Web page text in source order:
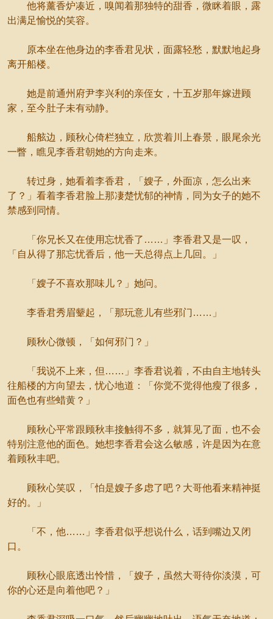
他将薰香炉凑近，嗅闻着那独特的甜香，微眯着眼，露
出满足愉悦的笑容。
原本坐在他身边的李香君见状，面露轻愁，默默地起身
离开船楼。
她是前通州府尹李兴利的亲侄女，十五岁那年嫁进顾
家，至今肚子未有动静。
船舷边，顾秋心倚栏独立，欣赏着川上春景，眼尾余光
一瞥，瞧见李香君朝她的方向走来。
转过身，她看着李香君，「嫂子，外面凉，怎么出来
了？」看着李香君脸上那凄楚忧郁的神情，同为女子的她不
禁感到同情。
「你兄长又在使用忘忧香了……」李香君又是一叹，
「自从得了那忘忧香后，他一天总得点上几回。」
「嫂子不喜欢那味儿？」她问。
李香君秀眉颦起，「那玩意儿有些邪门……」
顾秋心微顿，「如何邪门？」
「我说不上来，但……」李香君说着，不由自主地转头
往船楼的方向望去，忧心地道：「你觉不觉得他瘦了很多，
面色也有些蜡黄？」
顾秋心平常跟顾秋丰接触得不多，就算见了面，也不会
特别注意他的面色。她想李香君会这么敏感，许是因为在意
着顾秋丰吧。
顾秋心笑叹，「怕是嫂子多虑了吧？大哥他看来精神挺
好的。」
「不，他……」李香君似乎想说什么，话到嘴边又闭
口。
顾秋心眼底透出怜惜，「嫂子，虽然大哥待你淡漠，可
你的心还是向着他吧？」